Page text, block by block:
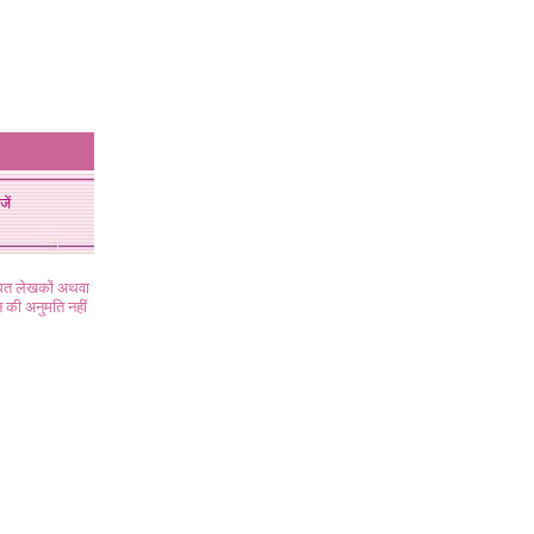
लेखकों अथवा
अनुमति नहीं